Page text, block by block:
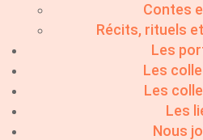
Contes
Récits, rituels
Les
Les
Les
Les
Nous